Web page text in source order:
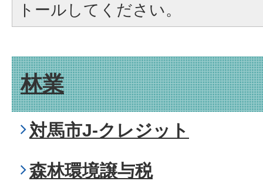
トールしてください。
林業
対馬市J-クレジット
森林環境譲与税